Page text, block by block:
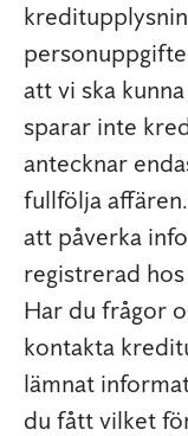
att vi ska
sparar inte
antecknar
fullfölja
att påverka
registrerad
Har du frågor
kontakta
lämnat
du fått vilket